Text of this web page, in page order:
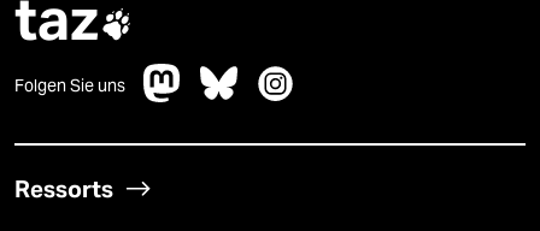
taz
Folgen Sie uns
Ressorts